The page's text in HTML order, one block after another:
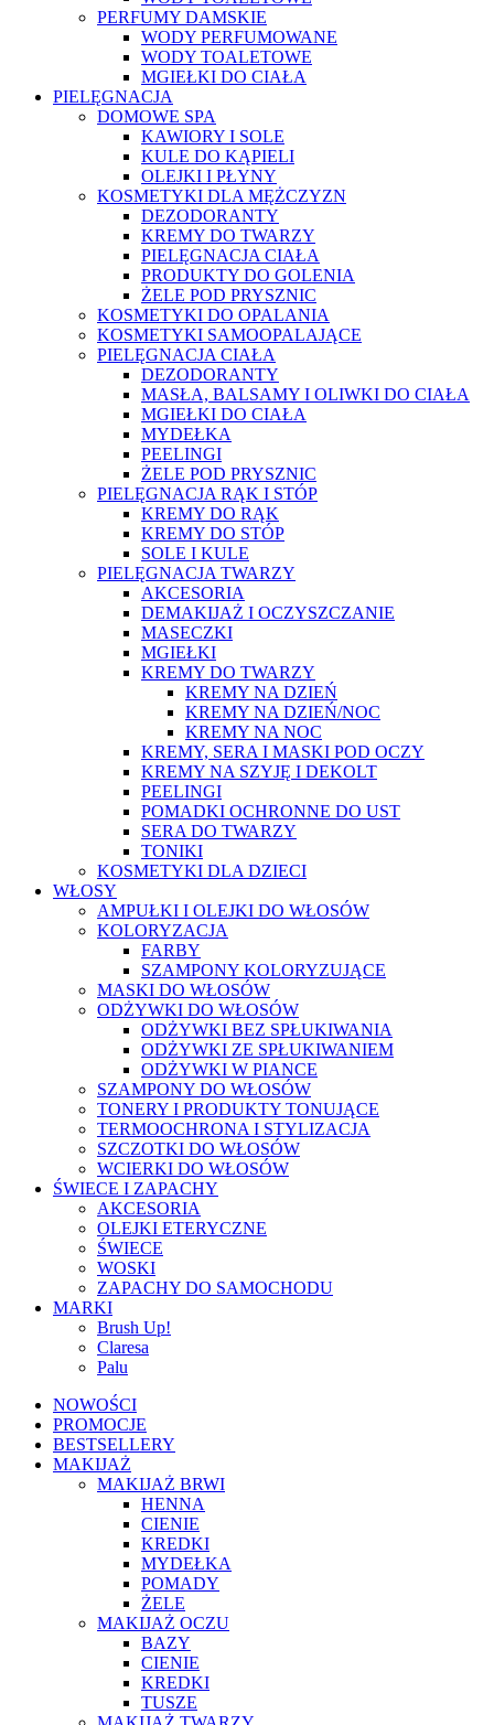
PERFUMY DAMSKIE
WODY PERFUMOWANE
WODY TOALETOWE
MGIEŁKI DO CIAŁA
PIELĘGNACJA
DOMOWE SPA
KAWIORY I SOLE
KULE DO KĄPIELI
OLEJKI I PŁYNY
KOSMETYKI DLA MĘŻCZYZN
DEZODORANTY
KREMY DO TWARZY
PIELĘGNACJA CIAŁA
PRODUKTY DO GOLENIA
ŻELE POD PRYSZNIC
KOSMETYKI DO OPALANIA
KOSMETYKI SAMOOPALAJĄCE
PIELĘGNACJA CIAŁA
DEZODORANTY
MASŁA, BALSAMY I OLIWKI DO CIAŁA
MGIEŁKI DO CIAŁA
MYDEŁKA
PEELINGI
ŻELE POD PRYSZNIC
PIELĘGNACJA RĄK I STÓP
KREMY DO RĄK
KREMY DO STÓP
SOLE I KULE
PIELĘGNACJA TWARZY
AKCESORIA
DEMAKIJAŻ I OCZYSZCZANIE
MASECZKI
MGIEŁKI
KREMY DO TWARZY
KREMY NA DZIEŃ
KREMY NA DZIEŃ/NOC
KREMY NA NOC
KREMY, SERA I MASKI POD OCZY
KREMY NA SZYJĘ I DEKOLT
PEELINGI
POMADKI OCHRONNE DO UST
SERA DO TWARZY
TONIKI
KOSMETYKI DLA DZIECI
WŁOSY
AMPUŁKI I OLEJKI DO WŁOSÓW
KOLORYZACJA
FARBY
SZAMPONY KOLORYZUJĄCE
MASKI DO WŁOSÓW
ODŻYWKI DO WŁOSÓW
ODŻYWKI BEZ SPŁUKIWANIA
ODŻYWKI ZE SPŁUKIWANIEM
ODŻYWKI W PIANCE
SZAMPONY DO WŁOSÓW
TONERY I PRODUKTY TONUJĄCE
TERMOOCHRONA I STYLIZACJA
SZCZOTKI DO WŁOSÓW
WCIERKI DO WŁOSÓW
ŚWIECE I ZAPACHY
AKCESORIA
OLEJKI ETERYCZNE
ŚWIECE
WOSKI
ZAPACHY DO SAMOCHODU
MARKI
Brush Up!
Claresa
Palu
NOWOŚCI
PROMOCJE
BESTSELLERY
MAKIJAŻ
MAKIJAŻ BRWI
HENNA
CIENIE
KREDKI
MYDEŁKA
POMADY
ŻELE
MAKIJAŻ OCZU
BAZY
CIENIE
KREDKI
TUSZE